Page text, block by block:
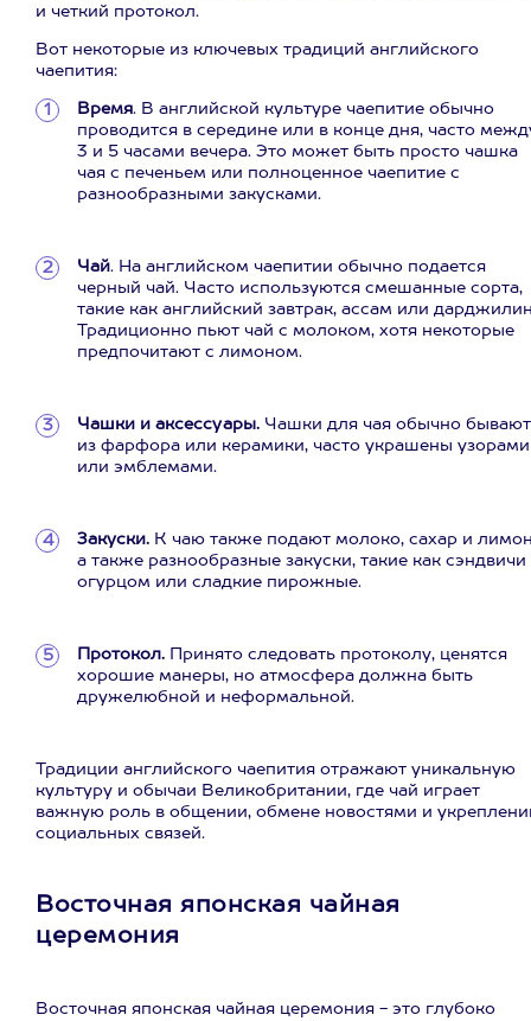
и четкий протокол.
Вот некоторые из ключевых традиций английского
чаепития:
Время. В английской культуре чаепитие обычно
проводится в середине или в конце дня, часто
3 и 5 часами вечера. Это может быть просто чашка
чая с печеньем или полноценное чаепитие с
разнообразными закусками.
Чай. На английском чаепитии обычно подается
черный чай. Часто используются смешанные сорта,
такие как английский завтрак, ассам или
Традиционно пьют чай с молоком, хотя некоторые
предпочитают с лимоном.
Чашки и аксессуары. Чашки для чая обычно бывают
из фарфора или керамики, часто украшены узорами
или эмблемами.
Закуски. К чаю также подают молоко, сахар и
а также разнообразные закуски, такие как сэндвичи
огурцом или сладкие пирожные.
Протокол. Принято следовать протоколу, ценятся
хорошие манеры, но атмосфера должна быть
дружелюбной и неформальной.
Традиции английского чаепития отражают уникальную
культуру и обычаи Великобритании, где чай играет
важную роль в общении, обмене новостями и
социальных связей.
Восточная японская чайная
церемония
Восточная японская чайная церемония - это глубоко